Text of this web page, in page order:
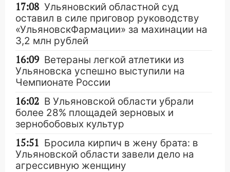
17:08 Ульяновский областной суд
оставил в силе приговор руководству
«УльяновскФармации» за махинации на
3,2 млн рублей
16:09 Ветераны легкой атлетики из
Ульяновска успешно выступили на
Чемпионате России
16:02 В Ульяновской области убрали
более 28% площадей зерновых и
зернобобовых культур
15:51 Бросила кирпич в жену брата: в
Ульяновской области завели дело на
агрессивную женщину